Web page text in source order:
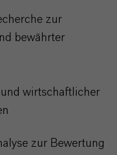
zur
bewährter
wirtschaftlicher
zur Bewertung